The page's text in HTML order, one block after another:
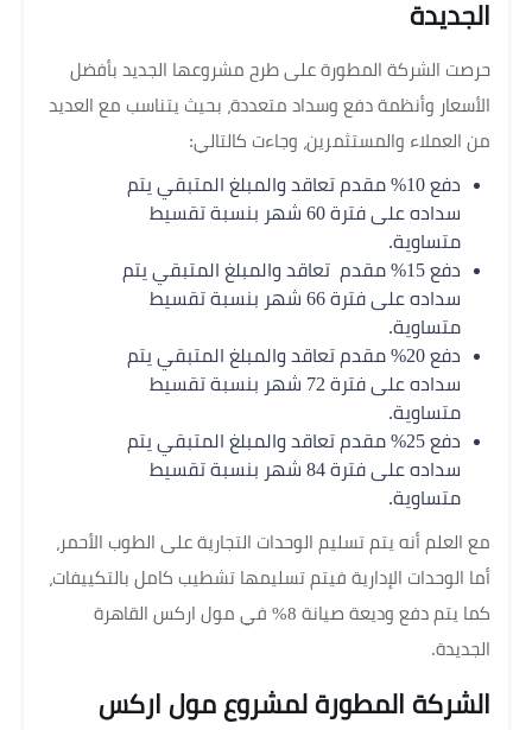
الجديدة
حرصت الشركة المطورة على طرح مشروعها الجديد بأفضل
الأسعار وأنظمة دفع وسداد متعددة، بحيث يتناسب مع العديد
من العملاء والمستثمرين، وجاءت كالتالي:
دفع 10% مقدم تعاقد والمبلغ المتبقي يتم
سداده على فترة 60 شهر بنسبة تقسيط
متساوية.
دفع 15% مقدم تعاقد والمبلغ المتبقي يتم
سداده على فترة 66 شهر بنسبة تقسيط
متساوية.
دفع 20% مقدم تعاقد والمبلغ المتبقي يتم
سداده على فترة 72 شهر بنسبة تقسيط
متساوية.
دفع 25% مقدم تعاقد والمبلغ المتبقي يتم
سداده على فترة 84 شهر بنسبة تقسيط
متساوية.
مع العلم أنه يتم تسليم الوحدات التجارية على الطوب الأحمر،
أما الوحدات الإدارية فيتم تسليمها تشطيب كامل بالتكييفات،
كما يتم دفع وديعة صيانة 8% في مول اركس القاهرة
الجديدة.
الشركة المطورة لمشروع مول اركس